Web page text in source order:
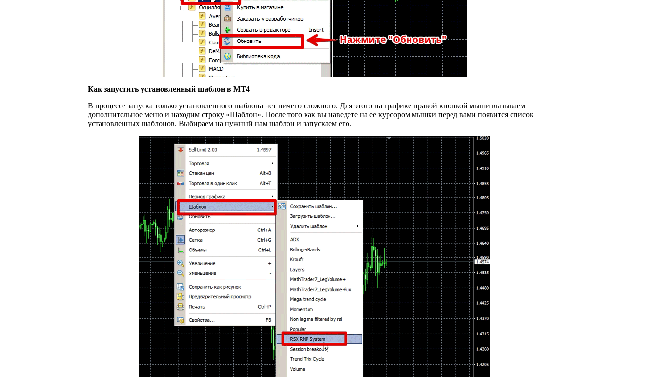
Как запустить установленный шаблон в МТ4
В процессе запуска только установленного шаблона нет ничего сложного. Для этого на графике правой кнопкой мыши вызываем
дополнительное меню и находим строку «Шаблон». После того как вы наведете на ее курсором мышки перед вами появится список
установленных шаблонов. Выбираем на нужный нам шаблон и запускаем его.